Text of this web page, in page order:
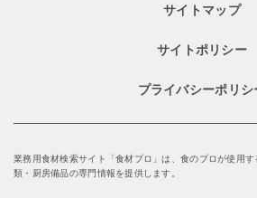
サイトマップ
サイトポリシー
プライバシーポリシ
業務用食材検索サイト「食材プロ」は、食のプロが使用
類・厨房備品の専門情報を提供します。